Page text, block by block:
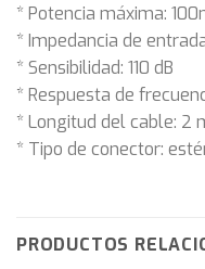
* Potencia máxima:
* Impedancia de
* Sensibilidad: 110 dB
* Respuesta de
* Longitud del cable: 2
* Tipo de conector:
PRODUCTOS